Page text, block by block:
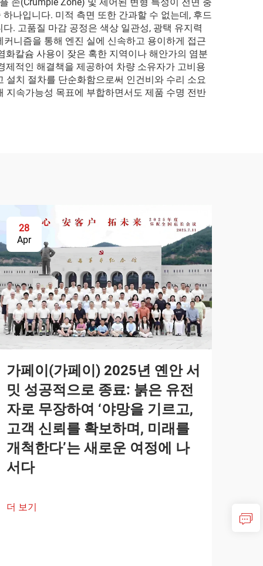
나입니다. 미적 측면 또한 간과할 수 없는데, 후드
. 고품질 마감 공정은 색상 일관성, 광택 유지력
니즘을 통해 엔진 실에 신속하고 용이하게 접근
칼슘 사용이 잦은 혹한 지역이나 해안가의 염분
적인 해결책을 제공하여 차량 소유자가 고비용
치 절차를 단순화함으로써 인건비와 수리 소요
지속가능성 목표에 부합하면서도 제품 수명 전반
28
Apr
가페이(가페이) 2025년 옌안 서
밋 성공적으로 종료: 붉은 유전
자로 무장하여 ‘야망을 기르고,
고객 신뢰를 확보하며, 미래를
개척한다’는 새로운 여정에 나
서다
더 보기